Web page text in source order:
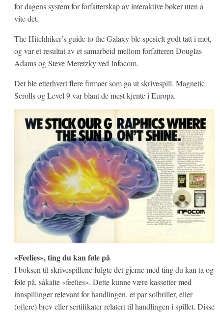
for dagens system for forfatterskap av interaktive bøker uten å
vite det.
The Hitchhiker’s guide to the Galaxy ble spesielt godt tatt i mot,
og var et resultat av et samarbeid mellom forfatteren Douglas
Adams og Steve Meretzky ved Infocom.
Det ble etterhvert flere firmaer som ga ut skrivespill. Magnetic
Scrolls og Level 9 var blant de mest kjente i Europa.
«Feelies», ting du kan føle på
I boksen til skrivespillene fulgte det gjerne med ting du kan ta og
føle på, såkalte «feelies». Dette kunne være kassetter med
innspillinger relevant for handlingen, et par solbriller, eller
(oftere) brev eller sertifikater relatert til handlingen i spillet. Disse